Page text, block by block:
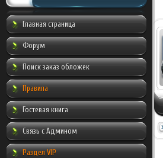
Главная страница
Форум
Поиск заказ обложек
Правила
Гостевая книга
Связь с Админом
Раздел VIP